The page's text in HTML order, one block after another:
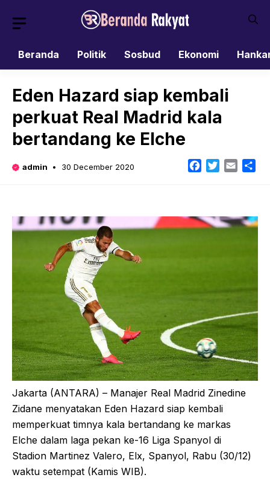
Beranda
Politik Sosbud Ekonomi
Eden Hazard siap kembali
perkuat Real Madrid kala
bertandang ke Elche
admin 30 December 2020 Facebook
TwitterEmail
Jakarta (ANTARA) – Manajer Real Madrid Zinedine
Zidane menyatakan Eden Hazard siap kembali
memperkuat timnya kala bertandang ke markas
Elche dalam laga pekan ke-16 Liga Spanyol di
Stadion Martinez Valero, Elx, Spanyol, Rabu (30/12)
waktu setempat (Kamis WIB).